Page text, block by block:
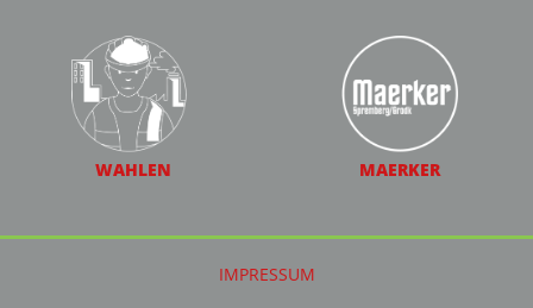
WAHLEN MAERKER
IMPRESSUM